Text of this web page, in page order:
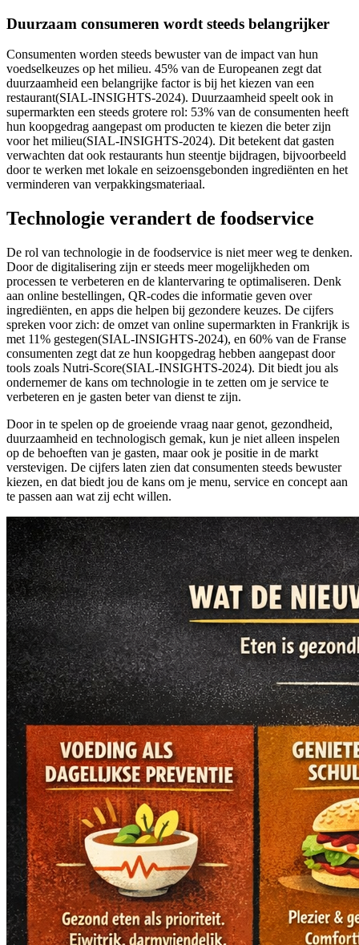
Duurzaam consumeren wordt steeds belangrijker
Consumenten worden steeds bewuster van de impact van hun
voedselkeuzes op het milieu. 45% van de Europeanen zegt dat
duurzaamheid een belangrijke factor is bij het kiezen van een
restaurant(SIAL-INSIGHTS-2024). Duurzaamheid speelt ook in
supermarkten een steeds grotere rol: 53% van de consumenten heeft
hun koopgedrag aangepast om producten te kiezen die beter zijn
voor het milieu(SIAL-INSIGHTS-2024). Dit betekent dat gasten
verwachten dat ook restaurants hun steentje bijdragen, bijvoorbeeld
door te werken met lokale en seizoensgebonden ingrediënten en het
verminderen van verpakkingsmateriaal.
Technologie verandert de foodservice
De rol van technologie in de foodservice is niet meer weg te denken.
Door de digitalisering zijn er steeds meer mogelijkheden om
processen te verbeteren en de klantervaring te optimaliseren. Denk
aan online bestellingen, QR-codes die informatie geven over
ingrediënten, en apps die helpen bij gezondere keuzes. De cijfers
spreken voor zich: de omzet van online supermarkten in Frankrijk is
met 11% gestegen(SIAL-INSIGHTS-2024), en 60% van de Franse
consumenten zegt dat ze hun koopgedrag hebben aangepast door
tools zoals Nutri-Score(SIAL-INSIGHTS-2024). Dit biedt jou als
ondernemer de kans om technologie in te zetten om je service te
verbeteren en je gasten beter van dienst te zijn.
Door in te spelen op de groeiende vraag naar genot, gezondheid,
duurzaamheid en technologisch gemak, kun je niet alleen inspelen
op de behoeften van je gasten, maar ook je positie in de markt
verstevigen. De cijfers laten zien dat consumenten steeds bewuster
kiezen, en dat biedt jou de kans om je menu, service en concept aan
te passen aan wat zij echt willen.